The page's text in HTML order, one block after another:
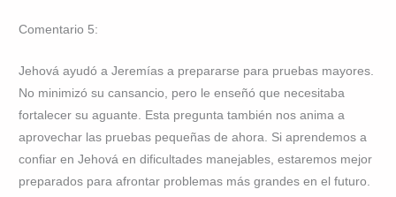
Comentario 5:
Jehová ayudó a Jeremías a prepararse para pruebas mayores.
No minimizó su cansancio, pero le enseñó que necesitaba
fortalecer su aguante. Esta pregunta también nos anima a
aprovechar las pruebas pequeñas de ahora. Si aprendemos a
confiar en Jehová en dificultades manejables, estaremos mejor
preparados para afrontar problemas más grandes en el futuro.